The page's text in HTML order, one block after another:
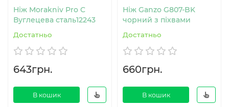
Ніж Morakniv Pro C
Вуглецева сталь12243
Достатньо
643грн.
В кошик
Ніж Ganzo G807-BK
чорний з піхвами
Достатньо
660грн.
В кошик